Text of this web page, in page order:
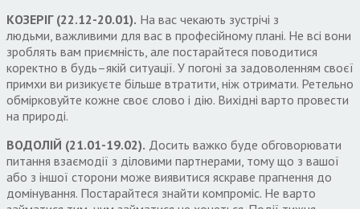
КОЗЕРІГ (22.12-20.01). На вас чекають зустрічі з
людьми, важливими для вас в професійному плані. Не всі вони
зроблять вам приємність, але постарайтеся поводитися
коректно в будь–якій ситуації. У погоні за задоволенням своєї
примхи ви ризикуєте більше втратити, ніж отримати. Ретельно
обмірковуйте кожне своє слово і дію. Вихідні варто провести
на природі.
ВОДОЛІЙ (21.01-19.02). Досить важко буде обговорювати
питання взаємодії з діловими партнерами, тому що з вашої
або з іншої сторони може виявитися яскраве прагнення до
домінування. Постарайтеся знайти компроміс. Не варто